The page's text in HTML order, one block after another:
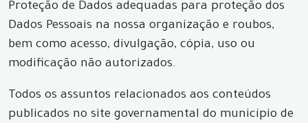
Proteção de Dados adequadas para proteção dos
Dados Pessoais na nossa organização e roubos,
bem como acesso, divulgação, cópia, uso ou
modificação não autorizados.
Todos os assuntos relacionados aos conteúdos
publicados no site governamental do município de